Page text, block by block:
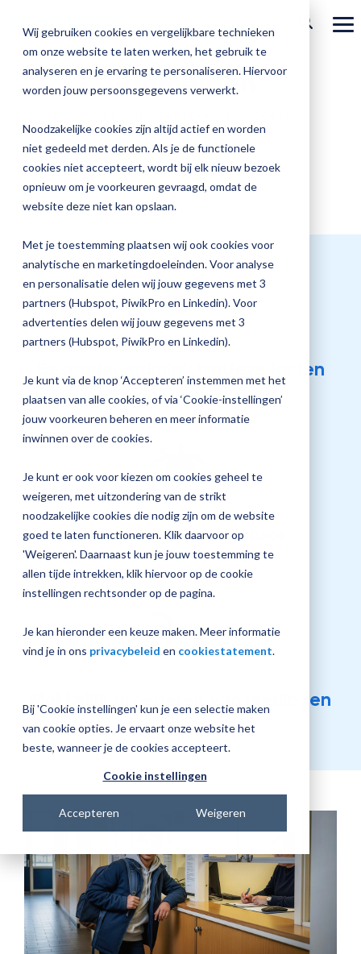
Wij gebruiken cookies en vergelijkbare technieken
om onze website te laten werken, het gebruik te
analyseren en je ervaring te personaliseren. Hiervoor
worden jouw persoonsgegevens verwerkt.
Noodzakelijke cookies zijn altijd actief en worden
niet gedeeld met derden. Als je de functionele
cookies niet accepteert, wordt bij elk nieuw bezoek
opnieuw om je voorkeuren gevraagd, omdat de
website deze niet kan opslaan.
Met je toestemming plaatsen wij ook cookies voor
analytische en marketingdoeleinden. Voor analyse
en personalisatie delen wij jouw gegevens met 3
partners (Hubspot, PiwikPro en Linkedin). Voor
advertenties delen wij jouw gegevens met 3
partners (Hubspot, PiwikPro en Linkedin).
Je kunt via de knop ‘Accepteren’ instemmen met het
plaatsen van alle cookies, of via ‘Cookie-instellingen’
jouw voorkeuren beheren en meer informatie
inwinnen over de cookies.
Je kunt er ook voor kiezen om cookies geheel te
weigeren, met uitzondering van de strikt
noodzakelijke cookies die nodig zijn om de website
goed te laten functioneren. Klik daarvoor op
'Weigeren'. Daarnaast kun je jouw toestemming te
allen tijde intrekken, klik hiervoor op de cookie
instellingen rechtsonder op de pagina.
Je kan hieronder een keuze maken. Meer informatie
vind je in ons privacybeleid en cookiestatement.
Bij 'Cookie instellingen' kun je een selectie maken
van cookie opties. Je ervaart onze website het
beste, wanneer je de cookies accepteert.
Cookie instellingen
Accepteren Weigeren
Onze
Magister MX
Aanmelden
& verzuim
Magister To do
Magister Join
Magister Inzicht
Magister Kluisjes
alle
oplossingen
Plan
Magister is
Docenten
Onderwijsondersteunend personeel
Leerlingen
Ouders
Onze
Check-up
Quickscan
Applicatiebeheer
Overstappen
Academy
Training op jouw school
Praktische informatie
jouw
Over Magister
Actueel
Magister Journaal
Over ons
Werken bij Magister
Gebruikerspanel
Media & Pers
Aanmelden
Plan een afspraak
Besparing administratieve lasten
Overzichtelijke interface
Makkelijk groeperen van leerlingen